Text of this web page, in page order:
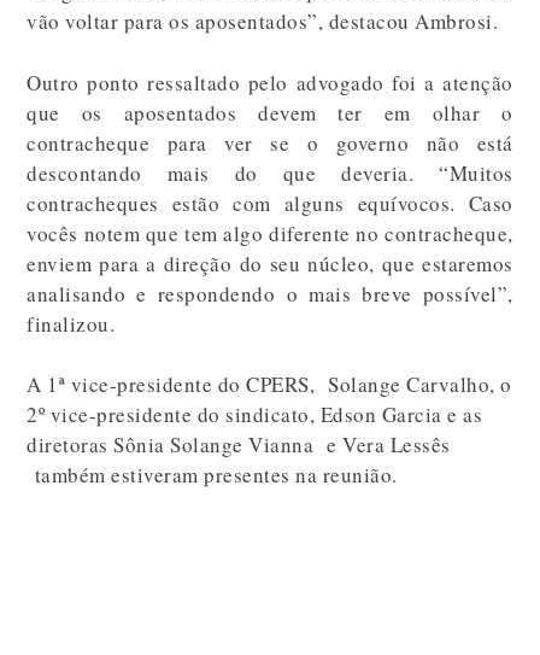
vão voltar para os aposentados”, destacou Ambrosi.
Outro ponto ressaltado pelo advogado foi a atenção
que os aposentados devem ter em olhar o
contracheque para ver se o governo não está
descontando mais do que deveria. “Muitos
contracheques estão com alguns equívocos. Caso
vocês notem que tem algo diferente no contracheque,
enviem para a direção do seu núcleo, que estaremos
analisando e respondendo o mais breve possível”,
finalizou.
A 1ª vice-presidente do CPERS, Solange Carvalho, o
2º vice-presidente do sindicato, Edson Garcia e as
diretoras Sônia Solange Vianna e Vera Lessês
também estiveram presentes na reunião.